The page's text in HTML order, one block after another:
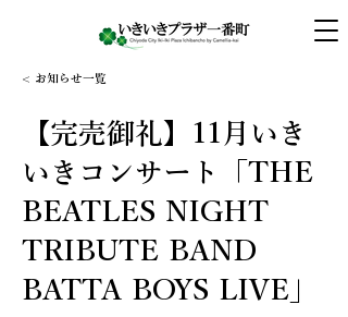
< お知らせ一覧
【完売御礼】11月いき
いきコンサート「THE
BEATLES NIGHT
TRIBUTE BAND
BATTA BOYS LIVE」